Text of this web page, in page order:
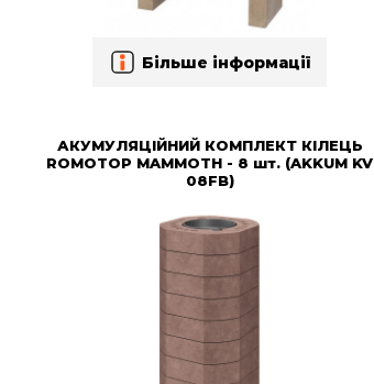
Більше інформації
АКУМУЛЯЦІЙНИЙ КОМПЛЕКТ КІЛЕЦЬ
ROMOTOP MAMMOTH - 8 шт. (AKKUM KV
08FB)